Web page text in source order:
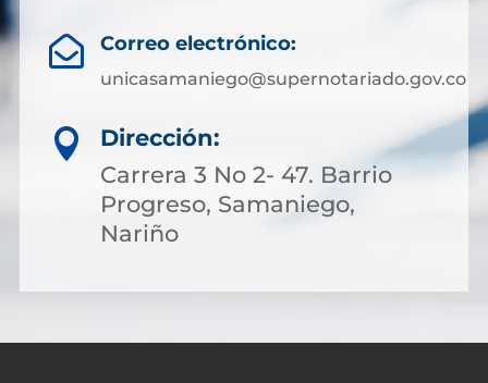
 Correo electrónico:
unicasamaniego@supernotariado.gov.co

Dirección:
Carrera 3 No 2- 47. Barrio
Progreso, Samaniego,
Nariño